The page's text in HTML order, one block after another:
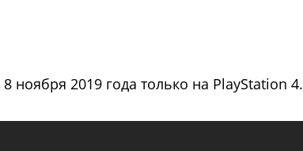
ноября 2019 года только на PlayStation 4.